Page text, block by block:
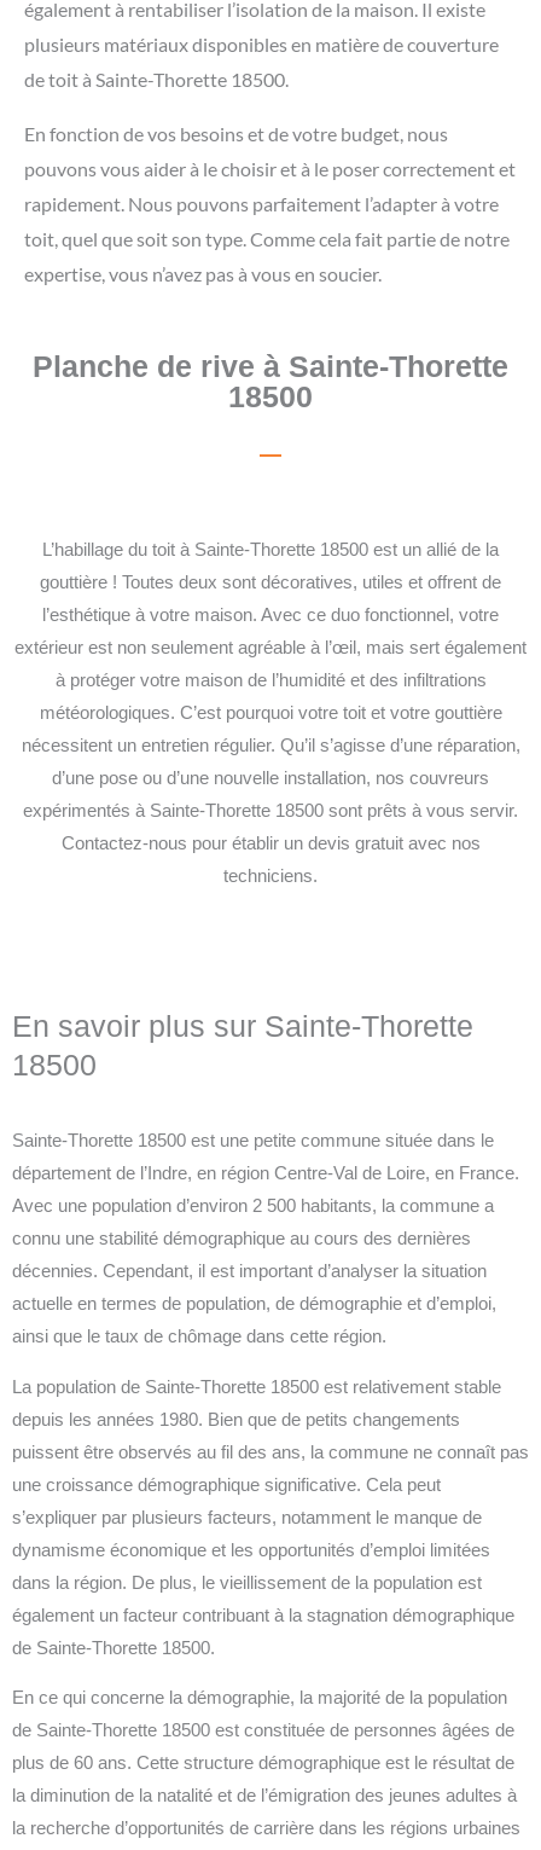
également à rentabiliser l’isolation de la maison. Il existe
plusieurs matériaux disponibles en matière de couverture
de toit à Sainte-Thorette 18500.
En fonction de vos besoins et de votre budget, nous
pouvons vous aider à le choisir et à le poser correctement et
rapidement. Nous pouvons parfaitement l’adapter à votre
toit, quel que soit son type. Comme cela fait partie de notre
expertise, vous n’avez pas à vous en soucier.
Planche de rive à Sainte-Thorette
18500
L’habillage du toit à Sainte-Thorette 18500 est un allié de la
gouttière ! Toutes deux sont décoratives, utiles et offrent de
l’esthétique à votre maison. Avec ce duo fonctionnel, votre
extérieur est non seulement agréable à l’œil, mais sert également
à protéger votre maison de l’humidité et des infiltrations
météorologiques. C’est pourquoi votre toit et votre gouttière
nécessitent un entretien régulier. Qu’il s’agisse d’une réparation,
d’une pose ou d’une nouvelle installation, nos couvreurs
expérimentés à Sainte-Thorette 18500 sont prêts à vous servir.
Contactez-nous pour établir un devis gratuit avec nos
techniciens.
En savoir plus sur Sainte-Thorette
18500
Sainte-Thorette 18500 est une petite commune située dans le
département de l’Indre, en région Centre-Val de Loire, en France.
Avec une population d’environ 2 500 habitants, la commune a
connu une stabilité démographique au cours des dernières
décennies. Cependant, il est important d’analyser la situation
actuelle en termes de population, de démographie et d’emploi,
ainsi que le taux de chômage dans cette région.
La population de Sainte-Thorette 18500 est relativement stable
depuis les années 1980. Bien que de petits changements
puissent être observés au fil des ans, la commune ne connaît pas
une croissance démographique significative. Cela peut
s’expliquer par plusieurs facteurs, notamment le manque de
dynamisme économique et les opportunités d’emploi limitées
dans la région. De plus, le vieillissement de la population est
également un facteur contribuant à la stagnation démographique
de Sainte-Thorette 18500.
En ce qui concerne la démographie, la majorité de la population
de Sainte-Thorette 18500 est constituée de personnes âgées de
plus de 60 ans. Cette structure démographique est le résultat de
la diminution de la natalité et de l’émigration des jeunes adultes à
la recherche d’opportunités de carrière dans les régions urbaines